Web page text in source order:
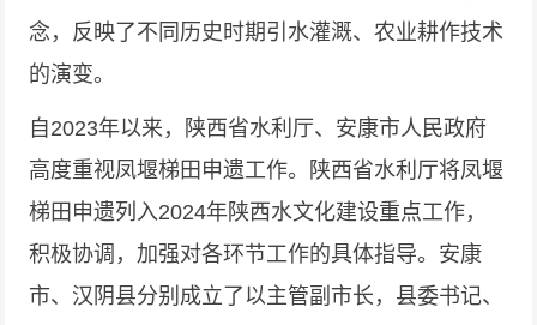
念，反映了不同历史时期引水灌溉、农业耕作技术
的演变。
自2023年以来，陕西省水利厅、安康市人民政府
高度重视凤堰梯田申遗工作。陕西省水利厅将凤堰
梯田申遗列入2024年陕西水文化建设重点工作，
积极协调，加强对各环节工作的具体指导。安康
市、汉阴县分别成立了以主管副市长，县委书记、